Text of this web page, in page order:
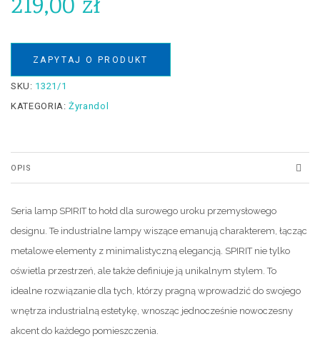
ZAPYTAJ O PRODUKT
SKU: 1321/1
KATEGORIA:Żyrandol
OPIS
Seria lamp SPIRIT to hołd dla surowego uroku przemysłowego
designu. Te industrialne lampy wiszące emanują charakterem, łącząc
metalowe elementy z minimalistyczną elegancją. SPIRIT nie tylko
oświetla przestrzeń, ale także definiuje ją unikalnym stylem. To
idealne rozwiązanie dla tych, którzy pragną wprowadzić do swojego
wnętrza industrialną estetykę, wnosząc jednocześnie nowoczesny
akcent do każdego pomieszczenia.